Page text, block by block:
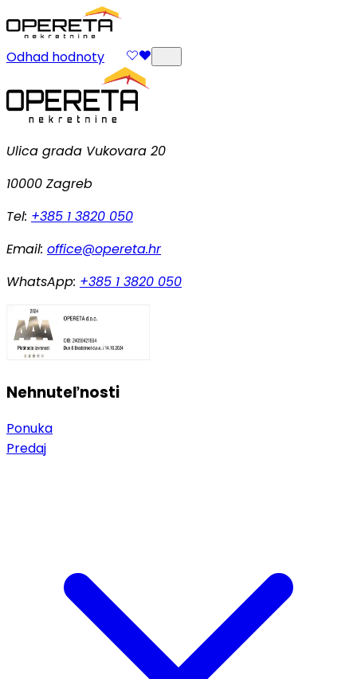
Odhad hodnoty
Ulica grada Vukovara 20
10000 Zagreb
Tel: +385 1 3820 050
Email: office@opereta.hr
WhatsApp: +385 1 3820 050
Nehnuteľnosti
Ponuka
Predaj